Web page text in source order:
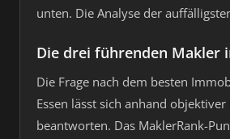
unten. Die Analyse der
Die drei führenden Makler
Die Frage nach dem besten
Essen lässt sich anhand objektiver
beantworten. Das MaklerRank-